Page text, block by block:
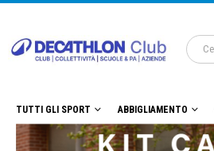
TUTTI GLI SPORT ABBIGLIAMENTO